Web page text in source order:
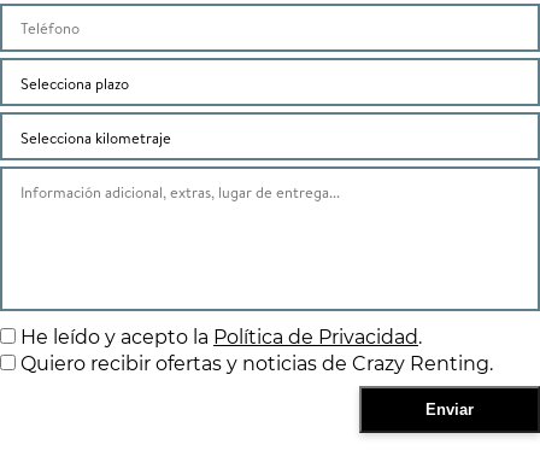
He leído y acepto la Política de Privacidad.
Quiero recibir ofertas y noticias de Crazy Renting.